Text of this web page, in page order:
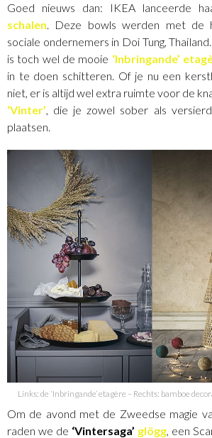
Goed nieuws dan: IKEA lanceerde
schalen. Deze bowls werden met de
sociale ondernemers in Doi Tung,
is toch wel de mooie ‘Inbringande’
in te doen schitteren. Of je nu een
niet, er is altijd wel extra ruimte voor de
‘Vinter’, die je zowel sober als
plaatsen.
Links: de ‘Inbringande’ etagère – Rechts: bamboe
Om de avond met de Zweedse magie
raden we de ‘Vintersaga’ glögg , een